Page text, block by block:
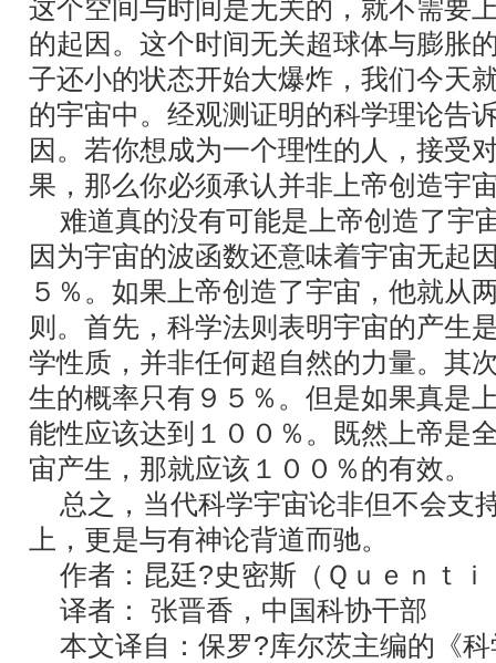
这个空间与时间是无关的，就不需要
的起因。这个时间无关超球体与膨胀
子还小的状态开始大爆炸，我们今天
的宇宙中。经观测证明的科学理论告
因。若你想成为一个理性的人，接受
果，那么你必须承认并非上帝创造宇
难道真的没有可能是上帝创造了宇
因为宇宙的波函数还意味着宇宙无起
５％。如果上帝创造了宇宙，他就从
则。首先，科学法则表明宇宙的产生
学性质，并非任何超自然的力量。其
生的概率只有９５％。但是如果真是
能性应该达到１００％。既然上帝是
宙产生，那就应该１００％的有效。
总之，当代科学宇宙论非但不会支
上，更是与有神论背道而驰。
作者：昆廷?史密斯（Ｑｕｅｎｔｉ
译者： 张晋香，中国科协干部
本文译自：保罗?库尔茨主编的《科